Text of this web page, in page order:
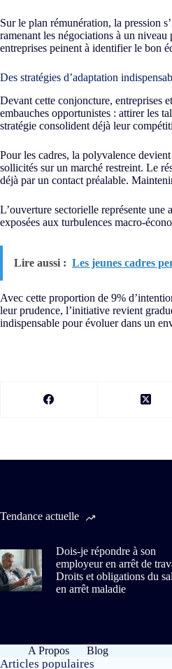
Sur le plan rémunération, la pression
ramenant les négociations à un
entreprises peinent à identifier le bon
Des stratégies d’adaptation
Devant cette conjoncture, entreprises
embauches opportunistes : attirer les
stratégie consolident déjà leur
Pour les cadres, la polyvalence
sollicités sur un marché restreint. Le
déjà par un contact préalable.
L’ouverture sectorielle représente
exposées aux turbulences macro-
Lire aussi : Les jeunes cadres
Avec cette proportion de 9%
leur prudence, l’initiative revient
indispensable pour évoluer dans un
Tendance actuelle
Dois-je répondre à son
employeur en arrêt de
Droits et obligations du
en arrêt maladie
A Propos Blog
Articles populaires